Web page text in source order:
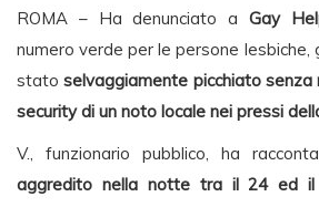
ROMA – Ha denunciato a Gay
numero verde per le persone lesbiche,
statoselvaggiamente picchiato
security di un noto locale nei pressi
V., funzionario pubblico, ha
aggredito nella notte tra il 24 ed il